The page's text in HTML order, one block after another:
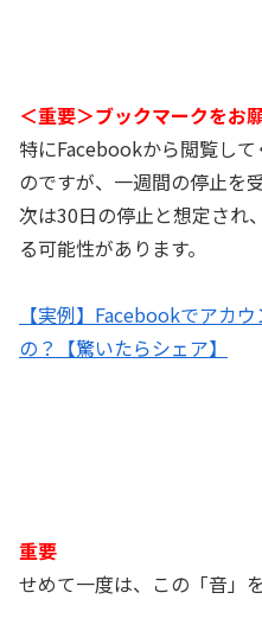
＜重要＞ブックマークをお
特にFacebookから閲覧し
のですが、一週間の停止を
次は30日の停止と想定され
る可能性があります。
【実例】Facebookでアカ
の？【驚いたらシェア】
重要
せめて一度は、この「音」